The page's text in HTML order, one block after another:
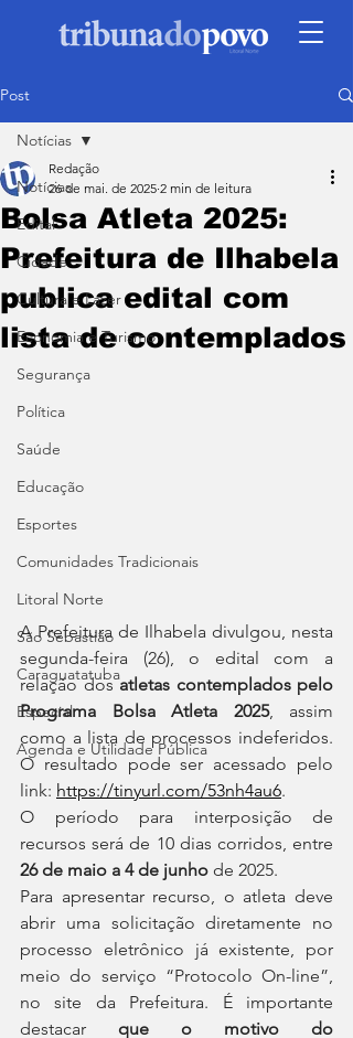
Post
Notícias
Edital
Cidade
Cultura e Lazer
Economia e Turismo
Segurança
Política
Saúde
Educação
Esportes
Comunidades Tradicionais
Litoral Norte
São Sebastião
Caraguatatuba
Especial
Agenda e Utilidade Pública
Notícias
Bolsa Atleta 2025:
Prefeitura de Ilhabela
publica edital com
lista de contemplados
Redação
26 de mai. de 2025 2 min de leitura
A Prefeitura de Ilhabela divulgou, nesta
segunda-feira (26), o edital com a
relação dos atletas contemplados pelo
Programa Bolsa Atleta 2025, assim
como a lista de processos indeferidos.
O resultado pode ser acessado pelo
link: https://tinyurl.com/53nh4au6.
O período para interposição de
26 de maio a 4 de junho de 2025.
Para apresentar recurso, o atleta deve
abrir uma solicitação diretamente no
processo eletrônico já existente, por
meio do serviço “Protocolo On-line”,
no site da Prefeitura. É importante
destacar que o motivo do